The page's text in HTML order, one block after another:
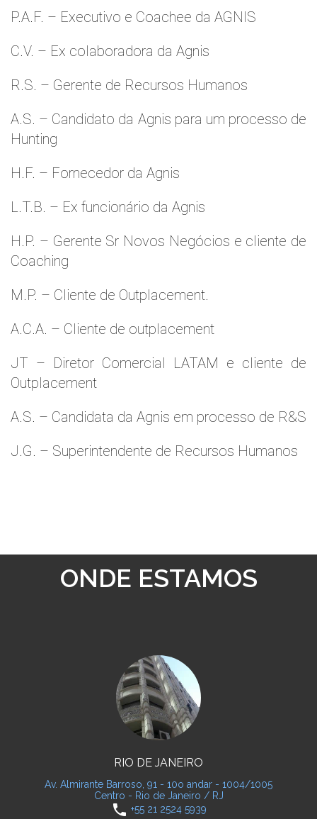
P.A.F. – Executivo e Coachee da AGNIS
C.V. – Ex colaboradora da Agnis
R.S. – Gerente de Recursos Humanos
A.S. – Candidato da Agnis para um processo de
Hunting
H.F. – Fornecedor da Agnis
L.T.B. – Ex funcionário da Agnis
H.P. – Gerente Sr Novos Negócios e cliente de
Coaching
M.P. – Cliente de Outplacement.
A.C.A. – Cliente de outplacement
JT – Diretor Comercial LATAM e cliente de
Outplacement
A.S. – Candidata da Agnis em processo de R&S
J.G. – Superintendente de Recursos Humanos
ONDE ESTAMOS
RIO DE JANEIRO
Av. Almirante Barroso, 91 - 10o andar - 1004/1005
Centro - Rio de Janeiro / RJ
phone +55 21 2524 5939